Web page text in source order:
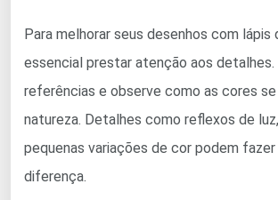
Para melhorar seus desenhos com lápis
essencial prestar atenção aos detalhes.
referências e observe como as cores
natureza. Detalhes como reflexos de
pequenas variações de cor podem
diferença.